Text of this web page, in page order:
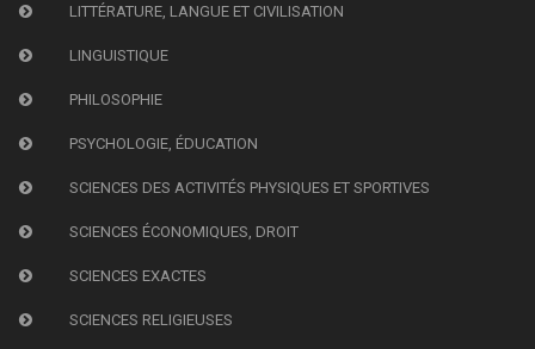
LITTÉRATURE, LANGUE ET CIVILISATION
LINGUISTIQUE
PHILOSOPHIE
PSYCHOLOGIE, ÉDUCATION
SCIENCES DES ACTIVITÉS PHYSIQUES ET SPORTIVES
SCIENCES ÉCONOMIQUES, DROIT
SCIENCES EXACTES
SCIENCES RELIGIEUSES